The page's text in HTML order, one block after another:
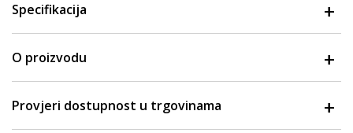
Specifikacija
O proizvodu
Provjeri dostupnost u trgovinama